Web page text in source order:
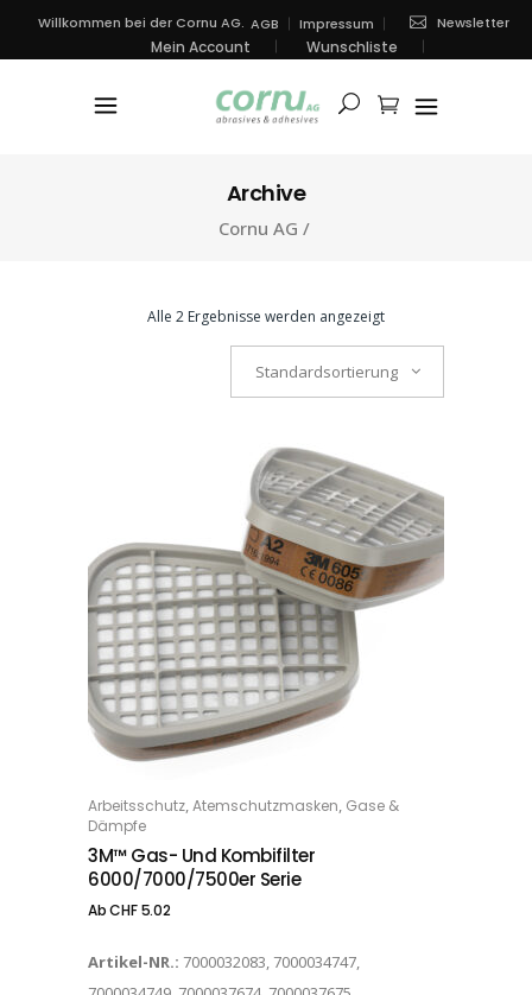
Willkommen bei der Cornu AG. AGB Impressum Newsletter
Mein Account Wunschliste
Archive
Cornu AG /
Alle 2 Ergebnisse werden angezeigt
Standardsortierung
OPTIONS
Arbeitsschutz,Atemschutzmasken, Gase &
Dämpfe
3M™ Gas- Und Kombifilter
6000/7000/7500er Serie
AbCHF5.02
Artikel-NR.: 7000032083, 7000034747,